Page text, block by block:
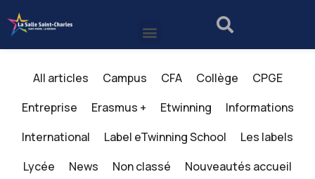
All articles Campus CFA Collège
CPGE
Entreprise
Erasmus + Etwinning
Informations
International
Label eTwinning School
Les labels
Lycée
News Non classé
Nouveautés accueil